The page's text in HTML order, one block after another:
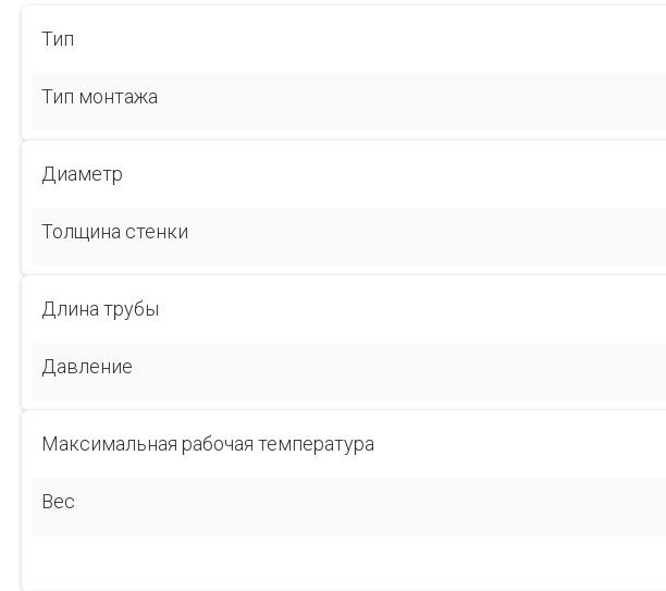
Тип
Тип монтажа
Диаметр
Толщина стенки
Длина трубы
Давление
Максимальная рабочая температура
Вес